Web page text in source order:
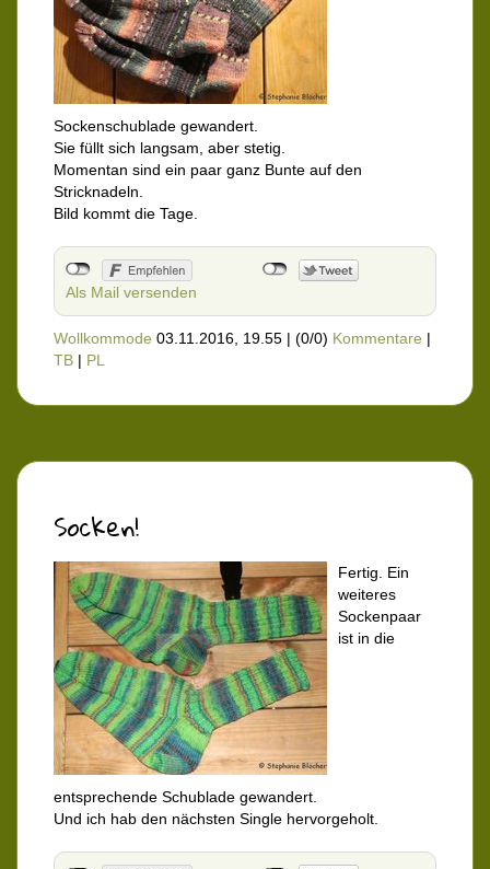
Sockenschublade gewandert.
Sie füllt sich langsam, aber stetig.
Momentan sind ein paar ganz Bunte auf den
Stricknadeln.
Bild kommt die Tage.
Als Mail versenden
Wollkommode 03.11.2016, 19.55 | (0/0) Kommentare |
TB | PL
Socken!
Fertig. Ein
weiteres
Sockenpaar
ist in die
entsprechende Schublade gewandert.
Und ich hab den nächsten Single hervorgeholt.